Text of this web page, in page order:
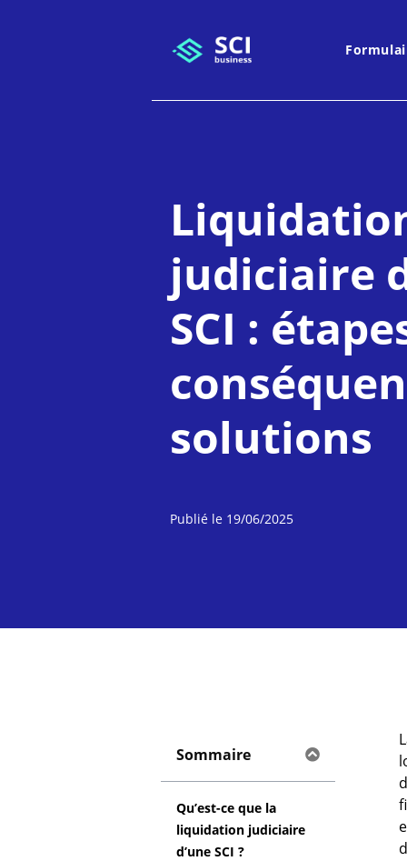
judiciaire
SCI :
solutions
Publié le 19/06/2025
Sommaire
Qu’est-ce que la
liquidation judiciaire
d’une SCI ?